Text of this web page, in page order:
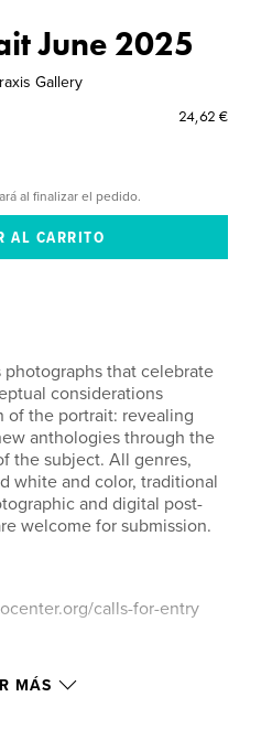
June 2025
Gallery
24,62 €
al finalizar el pedido.
photographs that celebrate
considerations
of the portrait: revealing
anthologies through the
the subject. All genres,
white and color, traditional
and digital post-
welcome for submission.
calls-for-entry
detalles
MÁS